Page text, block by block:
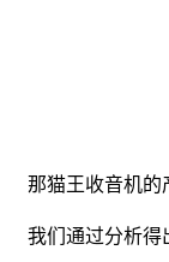
那猫王收音机的
我们通过分析得